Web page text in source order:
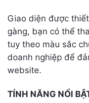
Giao diện được
gàng, bạn có thể
tuy theo màu sắc
doanh nghiệp để
website.
TÍNH NĂNG NỔI